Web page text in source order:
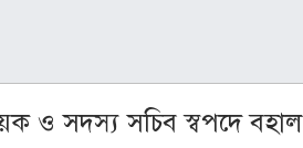
ও সদস্য সচিব স্বপদে বহাল